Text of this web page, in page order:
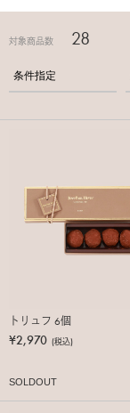
対象商品数 28
条件指定
SOLDOUT
トリュフ 6個
¥2,970 (税込)